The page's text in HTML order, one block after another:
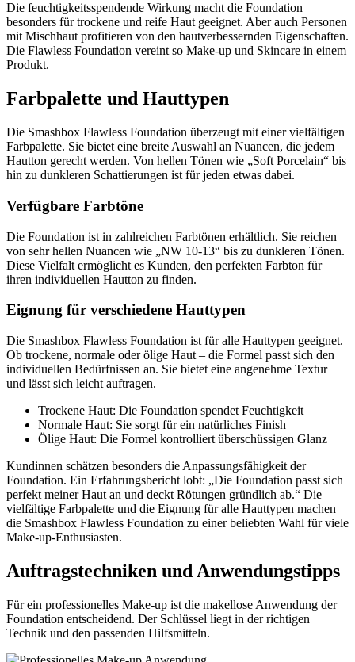
Die feuchtigkeitsspendende Wirkung macht die Foundation
besonders für trockene und reife Haut geeignet. Aber auch Personen
mit Mischhaut profitieren von den hautverbessernden Eigenschaften.
Die Flawless Foundation vereint so Make-up und Skincare in einem
Produkt.
Farbpalette und Hauttypen
Die Smashbox Flawless Foundation überzeugt mit einer vielfältigen
Farbpalette. Sie bietet eine breite Auswahl an Nuancen, die jedem
Hautton gerecht werden. Von hellen Tönen wie „Soft Porcelain“ bis
hin zu dunkleren Schattierungen ist für jeden etwas dabei.
Verfügbare Farbtöne
Die Foundation ist in zahlreichen Farbtönen erhältlich. Sie reichen
von sehr hellen Nuancen wie „NW 10-13“ bis zu dunkleren Tönen.
Diese Vielfalt ermöglicht es Kunden, den perfekten Farbton für
ihren individuellen Hautton zu finden.
Eignung für verschiedene Hauttypen
Die Smashbox Flawless Foundation ist für alle Hauttypen geeignet.
Ob trockene, normale oder ölige Haut – die Formel passt sich den
individuellen Bedürfnissen an. Sie bietet eine angenehme Textur
und lässt sich leicht auftragen.
Trockene Haut: Die Foundation spendet Feuchtigkeit
Normale Haut: Sie sorgt für ein natürliches Finish
Ölige Haut: Die Formel kontrolliert überschüssigen Glanz
Kundinnen schätzen besonders die Anpassungsfähigkeit der
Foundation. Ein Erfahrungsbericht lobt: „Die Foundation passt sich
perfekt meiner Haut an und deckt Rötungen gründlich ab.“ Die
vielfältige Farbpalette und die Eignung für alle Hauttypen machen
die Smashbox Flawless Foundation zu einer beliebten Wahl für viele
Make-up-Enthusiasten.
Auftragstechniken und Anwendungstipps
Für ein professionelles Make-up ist die makellose Anwendung der
Foundation entscheidend. Der Schlüssel liegt in der richtigen
Technik und den passenden Hilfsmitteln.